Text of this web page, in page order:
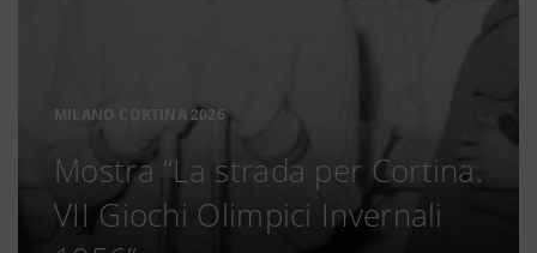
MILANO CORTINA 2026
Mostra “La strada per Cortina.
VII Giochi Olimpici Invernali